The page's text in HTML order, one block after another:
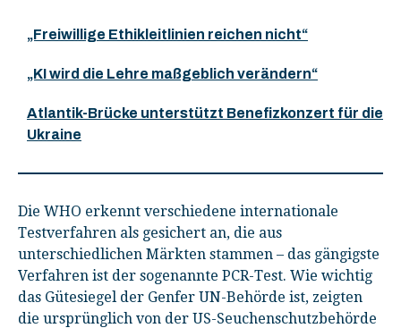
„Freiwillige Ethikleitlinien reichen nicht“
„KI wird die Lehre maßgeblich verändern“
Atlantik-Brücke unterstützt Benefizkonzert für die
Ukraine
Die WHO erkennt verschiedene internationale
Testverfahren als gesichert an, die aus
unterschiedlichen Märkten stammen – das gängigste
Verfahren ist der sogenannte PCR-Test. Wie wichtig
das Gütesiegel der Genfer UN-Behörde ist, zeigten
die ursprünglich von der US-Seuchenschutzbehörde